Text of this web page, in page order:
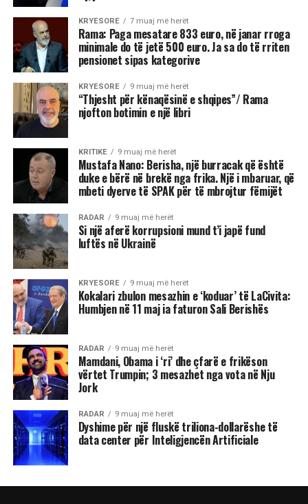
KRYESORE 7 muaj më herët
Rama: Paga mesatare 833 euro, në janar rroga
minimale do të jetë 500 euro. Ja sa do të rriten
pensionet sipas kategorive
KRYESORE 9 muaj më herët
“Thjesht për kënaqësinë e shqipes”/ Rama
njofton botimin e një libri
KRITIKE 9 muaj më herët
Mustafa Nano: Berisha, një burracak që është
duke e bërë në brekë nga frika. Një i mbaruar, që
mbeti dyerve të SPAK për të mbrojtur fëmijët
RADAR 9 muaj më herët
Si një aferë korrupsioni mund t’i japë fund
luftës në Ukrainë
KRYESORE 9 muaj më herët
Kokalari zbulon mesazhin e ‘koduar’ të LaCivita:
Humbjen në 11 maj ia faturon Sali Berishës
RADAR 9 muaj më herët
Mamdani, Obama i ‘ri’ dhe çfarë e frikëson
vërtet Trumpin; 3 mesazhet nga vota në Nju
Jork
RADAR 9 muaj më herët
Dyshime për një fluskë triliona-dollarëshe të
data center për Inteligjencën Artificiale